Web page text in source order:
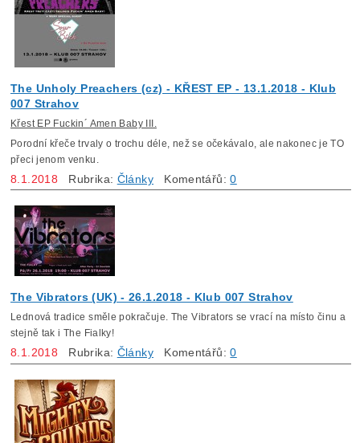
The Unholy Preachers (cz) - KŘEST EP - 13.1.2018 - Klub
007 Strahov
Křest EP Fuckin´ Amen Baby III.
Porodní křeče trvaly o trochu déle, než se očekávalo, ale nakonec je TO
přeci jenom venku.
8.1.2018 Rubrika: Články Komentářů:0
The Vibrators (UK) - 26.1.2018 - Klub 007 Strahov
Lednová tradice směle pokračuje. The Vibrators se vrací na místo činu a
stejně tak i The Fialky!
8.1.2018 Rubrika: Články Komentářů:0